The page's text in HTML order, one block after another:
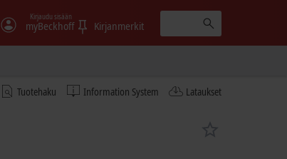
myBeckhoff
Kirjaudu sisään
Kirjanmerkit
Tuotehaku Information System Lataukset